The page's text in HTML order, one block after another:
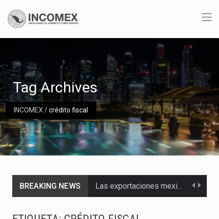
INCOMEX/crédito fiscal
Tag Archives
BREAKING NEWS Las exportaciones mexicanas de vehículos ligeros disminuyeron 9.67 % en julio a tasa anual, alcanzando…